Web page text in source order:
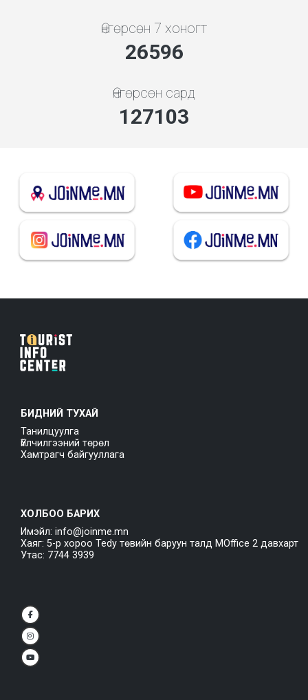
Өнгөрсөн 7 хоногт
28642
Өнгөрсөн сард
136880
БИДНИЙ ТУХАЙ
Танилцуулга
Үйлчилгээний төрөл
Хамтрагч байгууллага
ХОЛБОО БАРИХ
Имэйл: info@joinme.mn
Хаяг: 5-р хороо Tedy төвийн баруун талд MOffice 2 давхарт
Утас: 7744 3939